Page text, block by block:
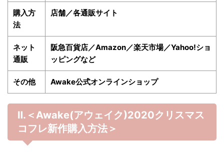
購入方
法
店舗／各通販サイト
ネット
通販
阪急百貨店／Amazon／楽天市場／Yahoo!ショ
ッピングなど
その他 Awake公式オンラインショップ
Ⅱ.＜Awake(アウェイク)2020クリスマス
コフレ新作購入方法＞